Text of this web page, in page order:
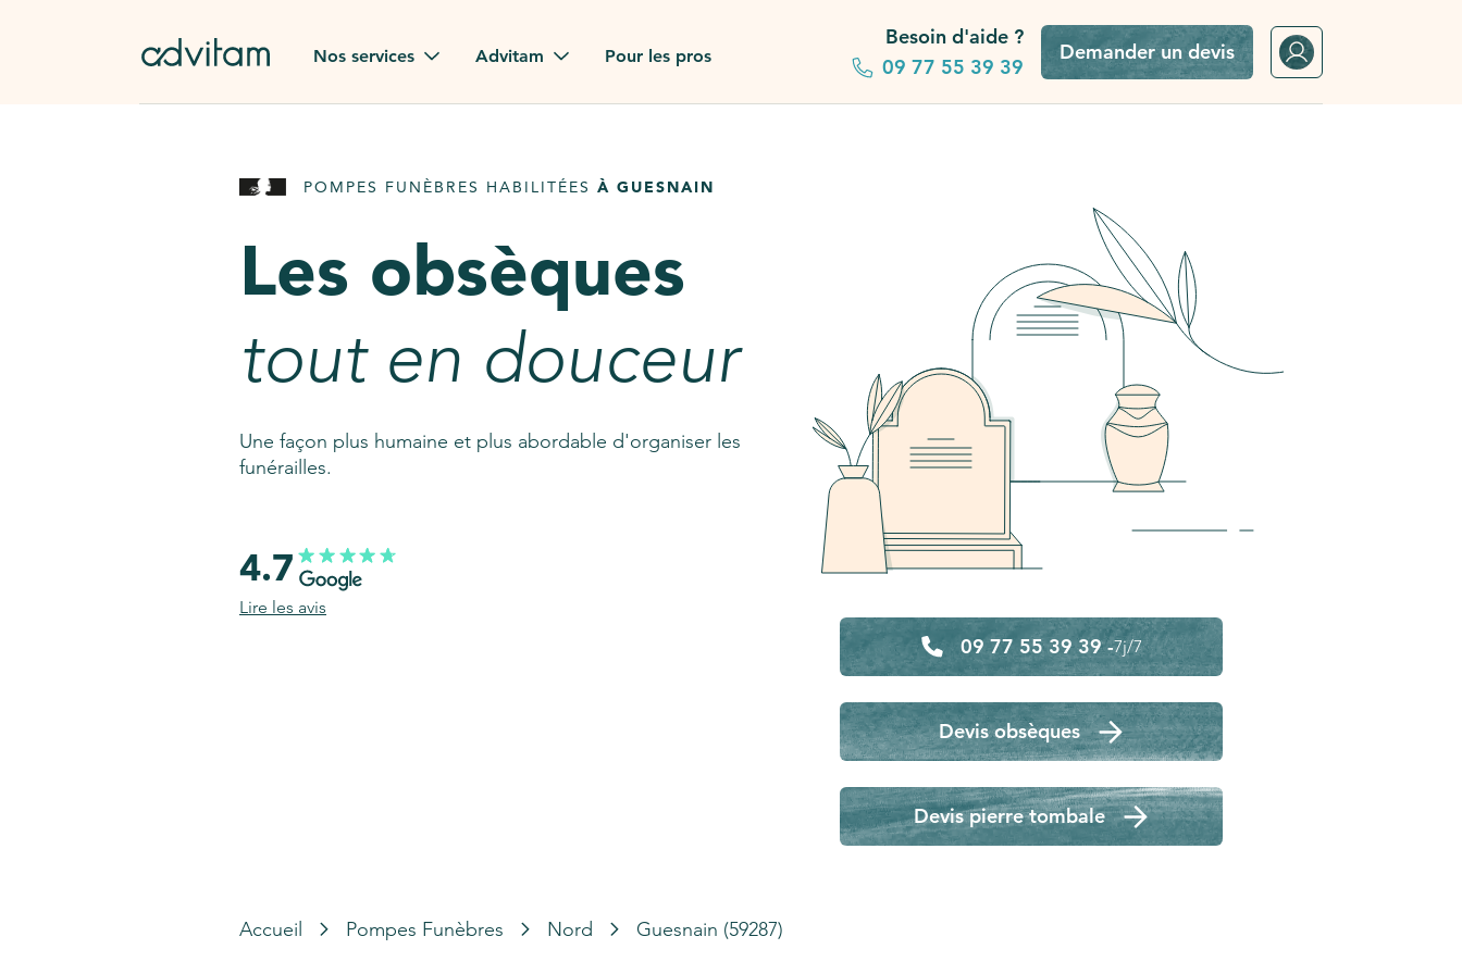
Nos services
Rapatriement à
Pierre tombale
AssistGPT
Nos services en plus
Advitam
Advitam dans la presse
Consultez notre FAQ
Pour les pros
Besoin d'aide ?
09 77 55 39 39
Demander un devis
POMPES FUNÈBRES HABILITÉES À GUESNAIN
Les obsèques
tout en douceur
Une façon plus humaine et plus abordable d'organiser les
funérailles.
09 77 55 39 39 -7j/7
Devis obsèques
Devis pierre tombale
4.7
Lire les avis
Accueil Pompes Funèbres Nord Guesnain (59287)